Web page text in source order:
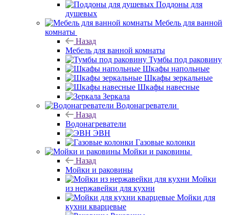
Поддоны для
душевых
Мебель для ванной
комнаты
Назад
Мебель для ванной комнаты
Тумбы под раковину
Шкафы напольные
Шкафы зеркальные
Шкафы навесные
Зеркала
Водонагреватели
Назад
Водонагреватели
ЭВН
Газовые колонки
Мойки и раковины
Назад
Мойки и раковины
Мойки
из нержавейки для кухни
Мойки для
кухни кварцевые